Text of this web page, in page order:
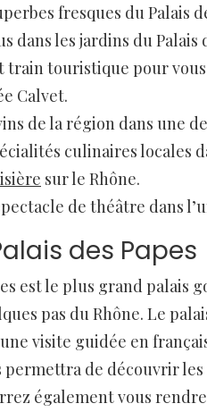
fresques du Palais
dans les jardins du Palais
train touristique pour
Calvet.
de la région dans une
culinaires locales
sur le Rhône.
de théâtre dans
des Papes
est le plus grand palais
pas du Rhône. Le
visite guidée en
permettra de découvrir
également vous